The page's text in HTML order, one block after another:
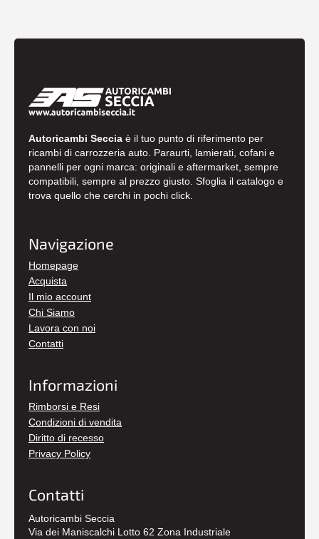
Autoricambi Seccia è il tuo punto di riferimento per
ricambi di carrozzeria auto. Paraurti, lamierati, cofani e
pannelli per ogni marca: originali e aftermarket, sempre
compatibili, sempre al prezzo giusto. Sfoglia il catalogo e
trova quello che cerchi in pochi click.
Navigazione
Homepage
Acquista
Il mio account
Chi Siamo
Lavora con noi
Contatti
Informazioni
Rimborsi e Resi
Condizioni di vendita
Diritto di recesso
Privacy Policy
Contatti
Autoricambi Seccia
Via dei Maniscalchi Lotto 62 Zona Industriale